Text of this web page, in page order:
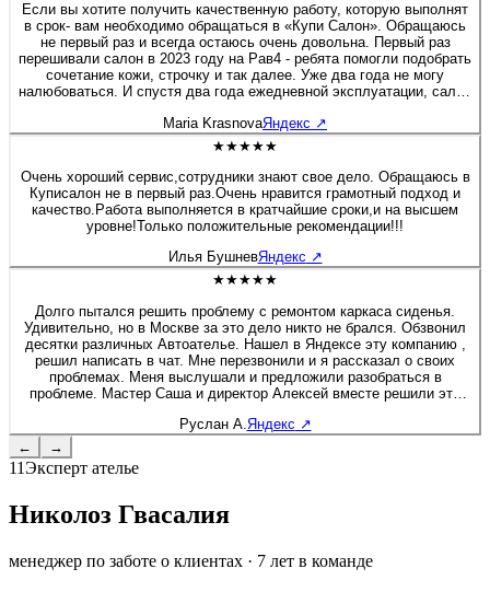
Если вы хотите получить качественную работу, которую выполнят
в срок- вам необходимо обращаться в «Купи Салон». Обращаюсь
не первый раз и всегда остаюсь очень довольна. Первый раз
перешивали салон в 2023 году на Рав4 - ребята помогли подобрать
сочетание кожи, строчку и так далее. Уже два года не могу
налюбоваться. И спустя два года ежедневной эксплуатации, салон
на Солярисе. Здесь работают профессионалы своего дела!
Maria KrasnovaЯндекс ↗
★★★★★
Очень хороший сервис,сотрудники знают свое дело. Обращаюсь в
Куписалон не в первый раз.Очень нравится грамотный подход и
качество.Работа выполняется в кратчайшие сроки,и на высшем
уровне!Только положительные рекомендации!!!
Илья БушневЯндекс ↗
★★★★★
Долго пытался решить проблему с ремонтом каркаса сиденья.
Удивительно, но в Москве за это дело никто не брался. Обзвонил
десятки различных Автоателье. Нашел в Яндексе эту компанию ,
решил написать в чат. Мне перезвонили и я рассказал о своих
проблемах. Меня выслушали и предложили разобраться в
проблеме. Мастер Саша и директор Алексей вместе решили это
вовлечен в работу, помогал своим сотрудникам и через 2 дня мне
позвонил, чтобы узнать результат. Купи салон - профессионалы! К
Руслан А. Яндекс ↗
←
→
11Эксперт ателье
Николоз Гвасалия
менеджер по заботе о клиентах · 7 лет в команде